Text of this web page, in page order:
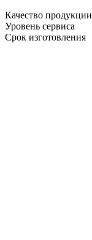
Качество продукции
Уровень сервиса
Срок изготовления